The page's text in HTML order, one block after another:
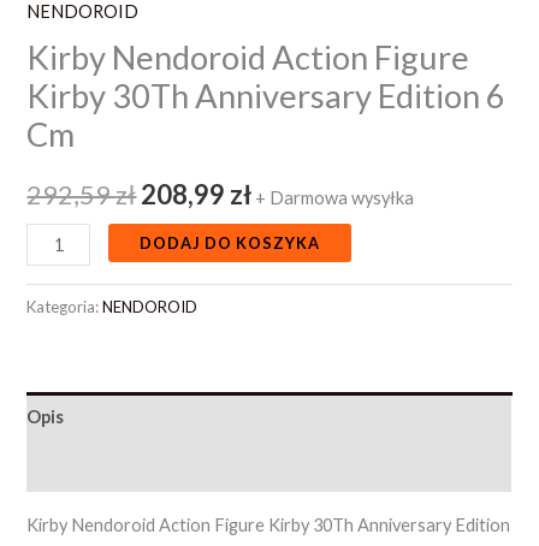
NENDOROID
Kirby Nendoroid Action Figure
Kirby 30Th Anniversary Edition 6
Cm
292,59zł208,99 zł + Darmowa wysyłka
DODAJ DO KOSZYKA
Kategoria:NENDOROID
Opis
Kirby Nendoroid Action Figure Kirby 30Th Anniversary Edition